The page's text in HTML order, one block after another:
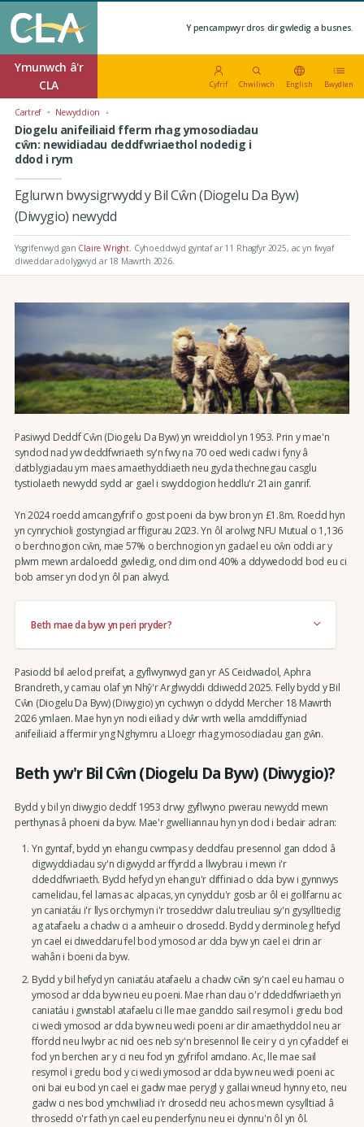
Y pencampwyr dros dir gwledig a busnes.
Ymunwch â'r
CLA
Cyfrif Chwiliwch English Bwydlen
Cartref Newyddion
Diogelu anifeiliaid fferm rhag ymosodiadau
cŵn: newidiadau deddfwriaethol nodedig i
ddod i rym
Eglurwn bwysigrwydd y Bil Cŵn (Diogelu Da Byw)
(Diwygio) newydd
Ysgrifenwyd gan Claire Wright Cyhoeddwyd gyntaf ar 11 Rhagfyr 2025, ac yn fwyaf
diweddar adolygwyd ar 18 Mawrth 2026.
Pasiwyd Deddf Cŵn (Diogelu Da Byw) yn wreiddiol yn 1953. Prin y mae'n
syndod nad yw deddfwriaeth sy'n fwy na 70 oed wedi cadw i fyny â
datblygiadau ym maes amaethyddiaeth neu gyda thechnegau casglu
tystiolaeth newydd sydd ar gael i swyddogion heddlu'r 21ain ganrif.
Yn 2024 roedd amcangyfrif o gost poeni da byw bron yn £1.8m. Roedd hyn
yn cynrychioli gostyngiad ar ffigurau 2023. Yn ôl arolwg NFU Mutual o 1,136
o berchnogion cŵn, mae 57% o berchnogion yn gadael eu cŵn oddi ar y
plwm mewn ardaloedd gwledig, ond dim ond 40% a ddywedodd bod eu ci
bob amser yn dod yn ôl pan alwyd.
Beth mae da byw yn peri pryder?
Pasiodd bil aelod preifat, a gyflwynwyd gan yr AS Ceidwadol, Aphra
Brandreth, y camau olaf yn Nhŷ'r Arglwyddi ddiwedd 2025. Felly bydd y Bil
Cŵn (Diogelu Da Byw) (Diwygio) yn cychwyn o ddydd Mercher 18 Mawrth
2026 ymlaen. Mae hyn yn nodi eiliad y dŵr wrth wella amddiffyniad
anifeiliaid a ffermir yng Nghymru a Lloegr rhag ymosodiadau gan gŵn.
Beth yw'r Bil Cŵn (Diogelu Da Byw) (Diwygio)?
Bydd y bil yn diwygio deddf 1953 drwy gyflwyno pwerau newydd mewn
perthynas â phoeni da byw. Mae'r gwelliannau hyn yn dod i bedair adran:
Yn gyntaf, bydd yn ehangu cwmpas y deddfau presennol gan ddod â
digwyddiadau sy'n digwydd ar ffyrdd a llwybrau i mewn i'r
ddeddfwriaeth. Bydd hefyd yn ehangu'r diffiniad o dda byw i gynnwys
camelidau, fel lamas ac alpacas, yn cynyddu'r gosb ar ôl ei gollfarnu ac
yn caniatáu i'r llys orchymyn i'r troseddwr dalu treuliau sy'n gysylltiedig
ag atafaelu a chadw ci a amheuir o drosedd. Bydd y derminoleg hefyd
yn cael ei diweddaru fel bod ymosod ar dda byw yn cael ei drin ar
wahân i boeni da byw.
Bydd y bil hefyd yn caniatáu atafaelu a chadw cŵn sy'n cael eu hamau o
ymosod ar dda byw neu eu poeni. Mae rhan dau o'r ddeddfwriaeth yn
caniatáu i gwnstabl atafaelu ci lle mae ganddo sail resymol i gredu bod
ci wedi ymosod ar dda byw neu wedi poeni ar dir amaethyddol neu ar
ffordd neu lwybr ac nid oes neb sy'n bresennol lle ceir y ci yn cyfaddef ei
fod yn berchen ar y ci neu fod yn gyfrifol amdano. Ac, lle mae sail
resymol i gredu bod y ci wedi ymosod ar dda byw neu wedi poeni ac
oni bai eu bod yn cael ei gadw mae perygl y gallai wneud hynny eto, neu
gadw ci nes bod ymchwiliad i'r drosedd neu achos mewn cysylltiad â
throsedd o'r fath yn cael eu penderfynu neu ei dynnu'n ôl yn ôl.